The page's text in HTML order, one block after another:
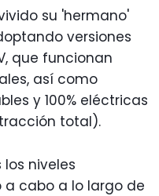
su 'hermano'
versiones
que funcionan
así como
y 100% eléctricas
total).
niveles
a cabo a lo largo de